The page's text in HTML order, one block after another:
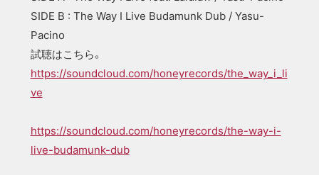
SIDE B : The Way I Live Budamunk Dub / Yasu-
Pacino
試聴はこちら。
https://soundcloud.com/honeyrecords/the_way_i_li
ve
https://soundcloud.com/honeyrecords/the-way-i-
live-budamunk-dub